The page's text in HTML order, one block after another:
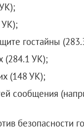
УК);
гостайны
(284.1 УК);
(148 УК);
сообщения
безопасности